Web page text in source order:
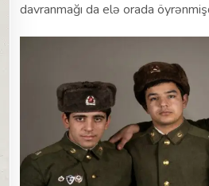
davranmağı da elə orada